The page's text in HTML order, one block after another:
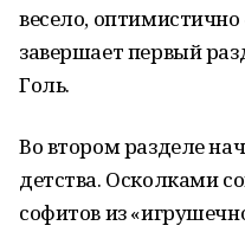
весело,
завершает первый
Голь.
Во втором разделе
детства. Осколками
софитов из